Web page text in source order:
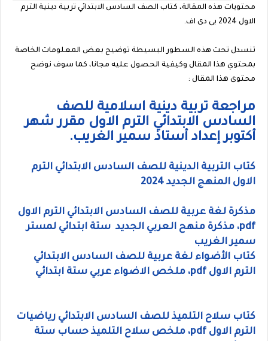
محتويات هذه المقالة، كتاب الصف السادس الابتدائي تربية دينية الترم
الاول 2024 بى دى اف.
تنسدل تحت هذه السطور البسيطة توضيح بعض المعلومات الخاصة
بمحتوي هذا المقال وكيفية الحصول عليه مجانا، كما سوف نوضح
محتوى هذا المقال :
مراجعة تربية دينية اسلامية للصف
السادس الابتدائي الترم الاول مقرر شهر
أكتوبر إعداد أستاذ سمير الغريب.
كتاب التربية الدينية للصف السادس الابتدائي الترم
الاول المنهج الجديد 2024
مذكرة لغة عربية للصف السادس الابتدائي الترم الاول
pdf، مذكرة منهح العربي الجديد ستة ابتدائي لمستر
سمير الغريب
كتاب الأضواء لغة عربية للصف السادس الابتدائي
الترم الاول pdf، ملخص الاضواء عربي ستة ابتدائي
كتاب سلاح التلميذ للصف السادس الابتدائي رياضيات
الترم الاول pdf، ملخص سلاح التلميذ حساب ستة